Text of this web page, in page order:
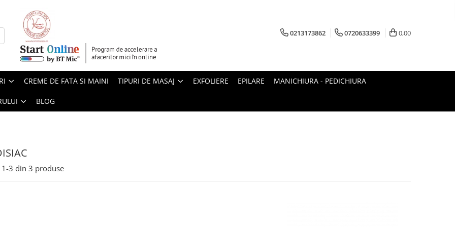
0213173862 0720633399 0,00
CREME DE FATA SI MAINI TIPURI DE MASAJ EXFOLIERE EPILARE MANICHIURA - PEDICHIURA
BLOG
1-3 din 3 produse